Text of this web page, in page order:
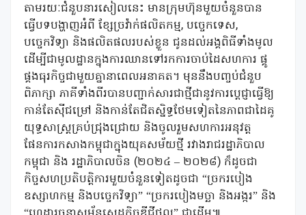
តាមរយៈជំនួបនារសៀលនេះ មានក្រុមហ៊ុនមួយចំនួនបាន
ធ្វើបទបង្ហាញអំពី ខ្សែច្រវ៉ាក់ផលិតកម្ម, បច្ចេកទេស,
បច្ចេកវិទ្យា និងផលិតផលរបស់ខ្លួន ជូនដល់អង្គពិធីទាំងមូល
ដើម្បីជាមូលដ្ឋានក្នុងការឈានទៅរកការចាប់ដៃសហការ ផ្គូ
ផ្គងធុរកិច្ចជាមួយគ្នានាពេលអនាគត។ មុននឹងបញ្ចប់ជំនួប
ពិភាក្សា ភាគីទាំងពីរបានបញ្ជាក់សារជាថ្មីជានូវការប្តេជ្ញាធ្វើឱ្យ
កាន់តែស៊ីជម្រៅ និងកាន់តែជិតស្និទ្ធថែមទៀតនៃភាពជាដៃគូ
យុទ្ធសាស្ត្រគ្រប់ជ្រុងជ្រោយ និងចូលរួមសហការអនុវត្ត
ផែនការកសាងកម្ពុជាក្នុងយុគសម័យថ្មី រវាងរាជរដ្ឋាភិបាល
កម្ពុជា និង រដ្ឋាភិបាលចិន (២០២៤ – ២០២៨) ក៏ដូចជា
កិច្ចសហប្រតិបត្តិការមួយចំនួនទៀតដូចជា “ច្រករបៀង
ឧស្សាហកម្ម និងបច្ចេកវិទ្យា” “ច្រករបៀងមច្ឆា និងអង្ករ” និង